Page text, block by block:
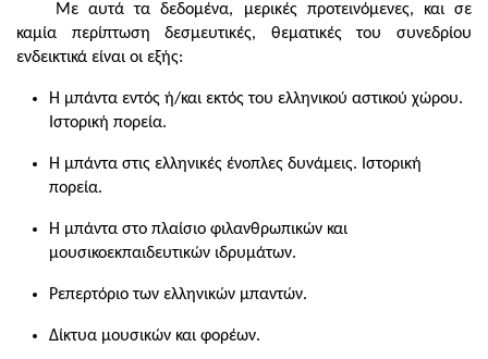
Με αυτά τα δεδομένα, μερικές προτεινόμενες, και σε
καμία περίπτωση δεσμευτικές, θεματικές του συνεδρίου
ενδεικτικά είναι οι εξής:
Η μπάντα εντός ή/και εκτός του ελληνικού αστικού χώρου.
Ιστορική πορεία.
Η μπάντα στις ελληνικές ένοπλες δυνάμεις. Ιστορική
πορεία.
Η μπάντα στο πλαίσιο φιλανθρωπικών και
μουσικοεκπαιδευτικών ιδρυμάτων.
Ρεπερτόριο των ελληνικών μπαντών.
Δίκτυα μουσικών και φορέων.